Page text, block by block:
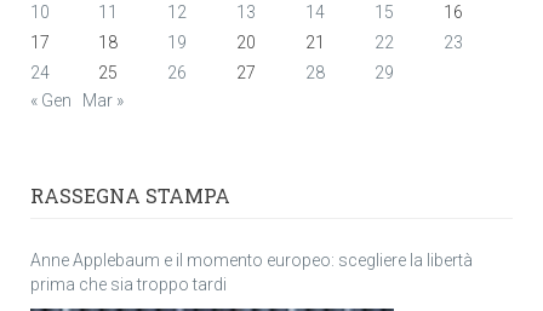
10
11 12 13 14 15
16
17
18 19 20 21 22
23
24
25 26 27 28
29
« Gen
Mar »
RASSEGNA STAMPA
Anne Applebaum e il momento europeo: scegliere la libertà
prima che sia troppo tardi